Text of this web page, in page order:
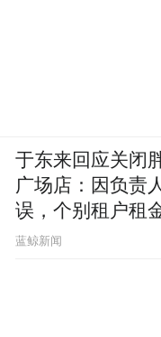
于东来回应关闭
广场店：因负责
误，个别租户租
想象
蓝鲸新闻